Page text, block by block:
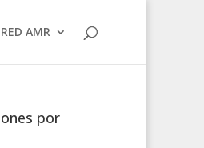
RED AMR
por